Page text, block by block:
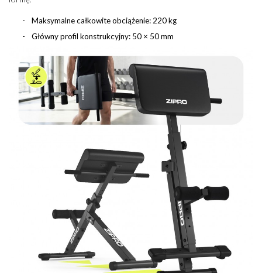
Maksymalne całkowite obciążenie: 220 kg
Główny profil konstrukcyjny: 50 × 50 mm